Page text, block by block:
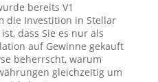
bereits V1
die Investition in Stellar
dass Sie es nur als
auf Gewinne gekauft
beherrscht, warum
gleichzeitig um